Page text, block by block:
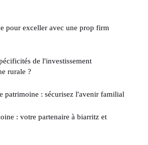
pour exceller avec une prop firm
de l'investissement
rurale ?
patrimoine : sécurisez l'avenir familial
: votre partenaire à biarritz et